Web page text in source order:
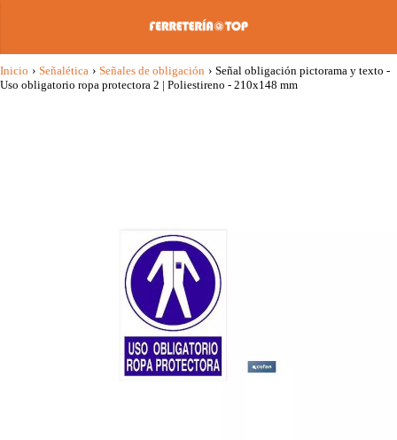
Inicio › Señalética › Señales de obligación › Señal obligación pictorama y texto -
Uso obligatorio ropa protectora 2 | Poliestireno - 210x148 mm